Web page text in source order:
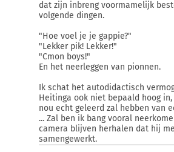
dat zijn inbreng voormamelijk
volgende dingen.
"Hoe voel je je gappie?"
"Lekker pik! Lekker!"
"Cmon boys!"
En het neerleggen van pionnen.
Ik schat het autodidactisch
Heitinga ook niet bepaald hoog
nou echt geleerd zal hebben van
... Zal ben ik bang vooral
camera blijven herhalen dat hij
samengewerkt.